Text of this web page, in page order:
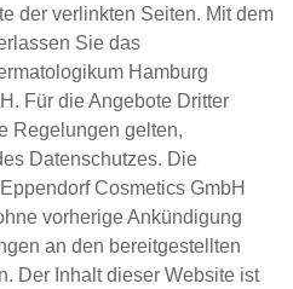
der verlinkten Seiten. Mit dem
Sie das
Hamburg
Für die Angebote Dritter
Regelungen gelten,
Datenschutzes. Die
Cosmetics GmbH
vorherige Ankündigung
an den bereitgestellten
Der Inhalt dieser Website ist